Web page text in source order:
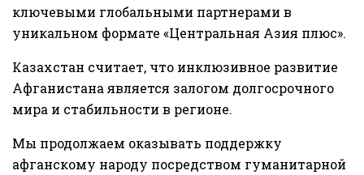
ключевыми глобальными партнерами в
уникальном формате «Центральная Азия плюс».
Казахстан считает, что инклюзивное развитие
Афганистана является залогом долгосрочного
мира и стабильности в регионе.
Мы продолжаем оказывать поддержку
афганскому народу посредством гуманитарной